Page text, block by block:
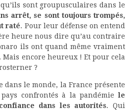
sont groupusculaires dans le
arrêt, se sont toujours trompés,
raté. Pour leur défense on entend
heure nous dire qu’au contraire
ils ont quand même vraiment
encore heureux ! Et pour cela
?
dans le monde, la France présente
pays confrontés à la pandémiele
dans les autorités. Qui